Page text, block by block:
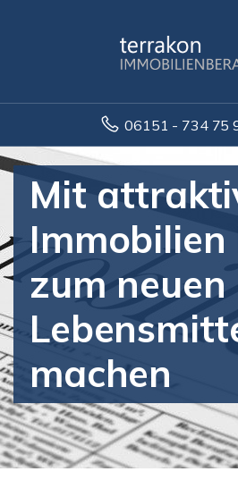
06151 - 734 75
Mit
Immobilien
zum neuen
machen